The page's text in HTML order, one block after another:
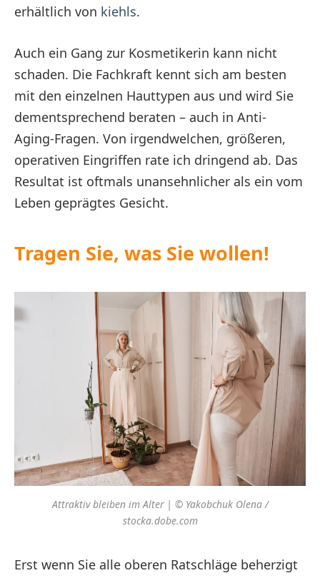
erhältlich von kiehls.
Auch ein Gang zur Kosmetikerin kann nicht
schaden. Die Fachkraft kennt sich am besten
mit den einzelnen Hauttypen aus und wird Sie
dementsprechend beraten – auch in Anti-
Aging-Fragen. Von irgendwelchen, größeren,
operativen Eingriffen rate ich dringend ab. Das
Resultat ist oftmals unansehnlicher als ein vom
Leben geprägtes Gesicht.
Tragen Sie, was Sie wollen!
Attraktiv bleiben im Alter | © Yakobchuk Olena /
stocka.dobe.com
Erst wenn Sie alle oberen Ratschläge beherzigt